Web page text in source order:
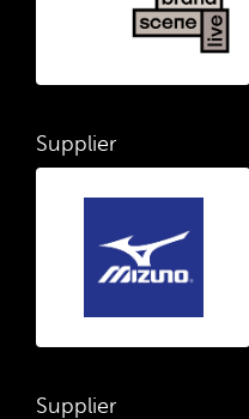
Supplier
Supplier